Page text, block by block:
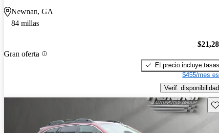
Newnan, GA
84 millas
Gran oferta
El precio incluye tasas
$455/mes
Verif. disponibilidad